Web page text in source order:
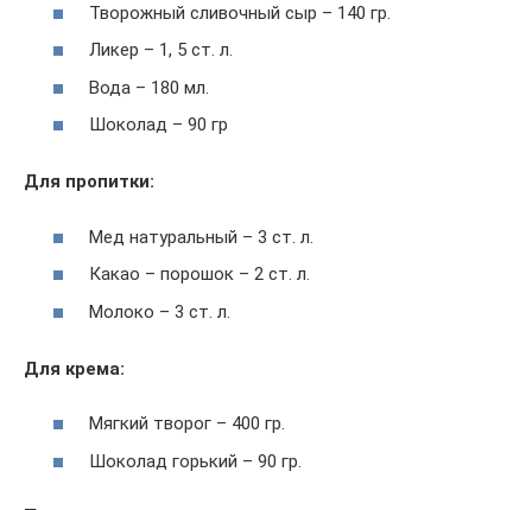
Творожный сливочный сыр – 140 гр.
Ликер – 1, 5 ст. л.
Вода – 180 мл.
Шоколад – 90 гр
Для пропитки:
Мед натуральный – 3 ст. л.
Какао – порошок – 2 ст. л.
Молоко – 3 ст. л.
Для крема:
Мягкий творог – 400 гр.
Шоколад горький – 90 гр.